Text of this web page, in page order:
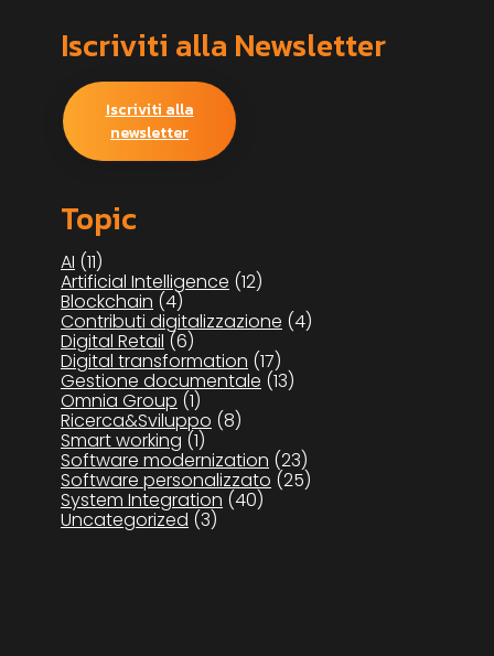
Iscriviti alla Newsletter
Iscriviti alla
newsletter
Topic
AI (11)
Artificial Intelligence (12)
Blockchain (4)
Contributi digitalizzazione (4)
Digital Retail (6)
Digital transformation (17)
Gestione documentale (13)
Omnia Group (1)
Ricerca&Sviluppo (8)
Smart working (1)
Software modernization (23)
Software personalizzato (25)
System Integration (40)
Uncategorized (3)